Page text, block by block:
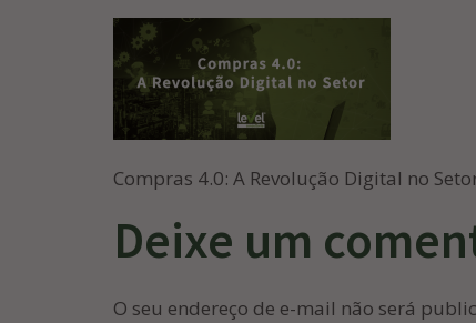
Compras 4.0: A Revolução Digital no
Deixe um
O seu endereço de e-mail não será